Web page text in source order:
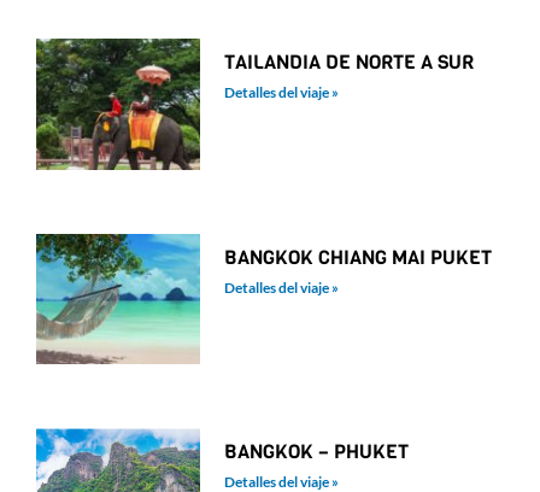
TAILANDIA DE NORTE A SUR
Detalles del viaje »
BANGKOK CHIANG MAI PUKET
Detalles del viaje »
BANGKOK – PHUKET​
Detalles del viaje »